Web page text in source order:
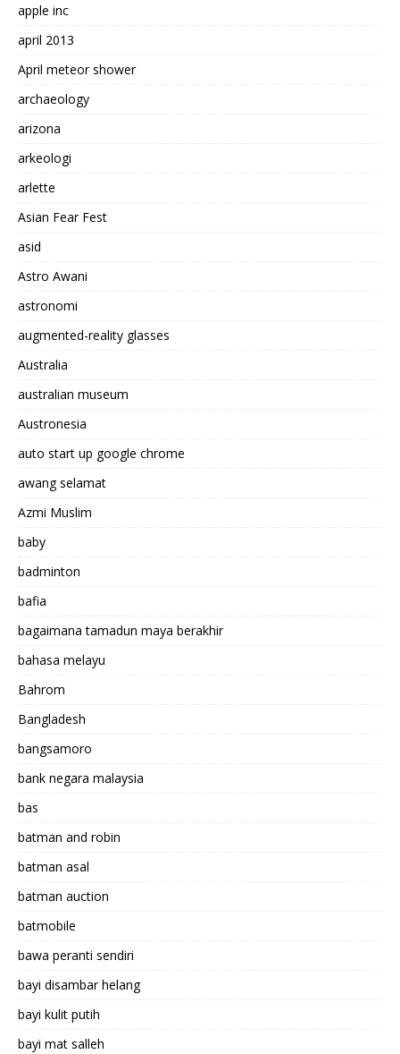
apple inc
april 2013
April meteor shower
archaeology
arizona
arkeologi
arlette
Asian Fear Fest
asid
Astro Awani
astronomi
augmented-reality glasses
Australia
australian museum
Austronesia
auto start up google chrome
awang selamat
Azmi Muslim
baby
badminton
bafia
bagaimana tamadun maya berakhir
bahasa melayu
Bahrom
Bangladesh
bangsamoro
bank negara malaysia
bas
batman and robin
batman asal
batman auction
batmobile
bawa peranti sendiri
bayi disambar helang
bayi kulit putih
bayi mat salleh